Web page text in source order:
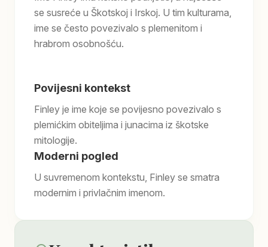
se susreće u Škotskoj i Irskoj. U tim kulturama,
ime se često povezivalo s plemenitom i
hrabrom osobnošću.
Povijesni kontekst
Finley je ime koje se povijesno povezivalo s
plemićkim obiteljima i junacima iz škotske
mitologije.
Moderni pogled
U suvremenom kontekstu, Finley se smatra
modernim i privlačnim imenom.